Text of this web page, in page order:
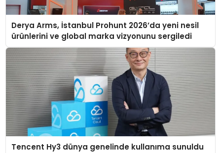
Derya Arms, İstanbul Prohunt 2026’da yeni nesil
ürünlerini ve global marka vizyonunu sergiledi
Tencent Hy3 dünya genelinde kullanıma sunuldu